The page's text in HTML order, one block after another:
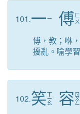
101.一ㄧ 傅 ㄈ
ㄨ
傅，教；咻
擾亂。喻學
102.笑ㄒ
ㄧ
ㄠ
ˋ 容 ㄖ
ㄨ
ㄥ